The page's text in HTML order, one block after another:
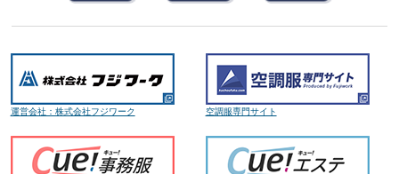
運営会社：株式会社フジワーク 空調服専門サイト